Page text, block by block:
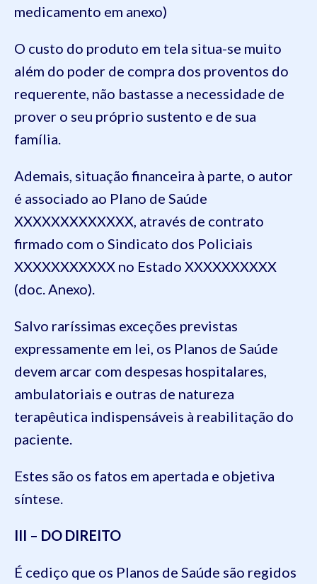
medicamento em anexo)
O custo do produto em tela situa-se muito
além do poder de compra dos proventos do
requerente, não bastasse a necessidade de
prover o seu próprio sustento e de sua
família.
Ademais, situação financeira à parte, o autor
é associado ao Plano de Saúde
XXXXXXXXXXXXX, através de contrato
firmado com o Sindicato dos Policiais
XXXXXXXXXXX no Estado XXXXXXXXXX
(doc. Anexo).
Salvo raríssimas exceções previstas
expressamente em lei, os Planos de Saúde
devem arcar com despesas hospitalares,
ambulatoriais e outras de natureza
terapêutica indispensáveis à reabilitação do
paciente.
Estes são os fatos em apertada e objetiva
síntese.
III – DO DIREITO
É cediço que os Planos de Saúde são regidos